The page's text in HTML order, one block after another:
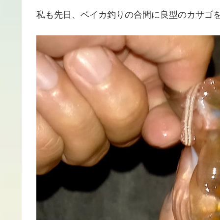
私も先日、ベイカ釣りの合間に良型のカサゴ